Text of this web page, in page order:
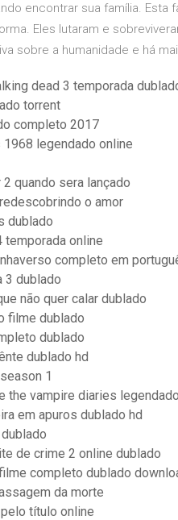
encontrar sua família.
Eles lutaram e
sobre a humanidade e há
dead 3 temporada
torrent
completo 2017
legendado online
quando sera lançado
o amor
dublado
temporada online
completo em
3 dublado
não quer calar dublado
filme dublado
dublado
dublado hd
1
the vampire diaries legendado
em apuros dublado hd
de crime 2 online dublado
completo dublado
da morte
título online